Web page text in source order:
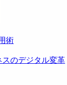
術
のデジタル変革